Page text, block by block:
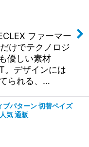
ファーマー
けでテクノロジ
優しい素材
。デザインには
られる、…
パターン 切替ペイズ
気 通販